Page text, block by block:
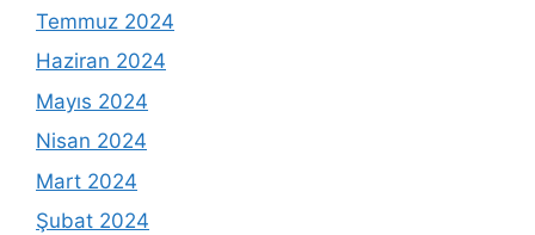
Temmuz 2024
Haziran 2024
Mayıs 2024
Nisan 2024
Mart 2024
Şubat 2024